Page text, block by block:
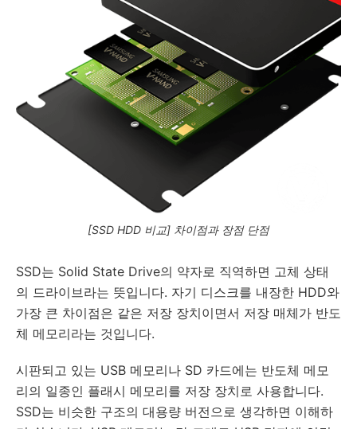
[SSD HDD 비교] 차이점과 장점 단점
SSD는 Solid State Drive의 약자로 직역하면 고체 상태
의 드라이브라는 뜻입니다. 자기 디스크를 내장한 HDD와
가장 큰 차이점은 같은 저장 장치이면서 저장 매체가 반도
체 메모리라는 것입니다.
시판되고 있는 USB 메모리나 SD 카드에는 반도체 메모
리의 일종인 플래시 메모리를 저장 장치로 사용합니다.
SSD는 비슷한 구조의 대용량 버전으로 생각하면 이해하